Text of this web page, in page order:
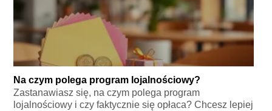
Na czym polega program lojalnościowy?
Zastanawiasz się, na czym polega program
lojalnościowy i czy faktycznie się opłaca? Chcesz lepiej